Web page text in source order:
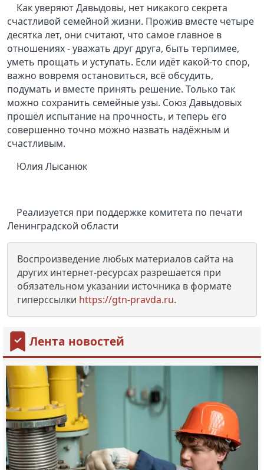
Как уверяют Давыдовы, нет никакого секрета
счастливой семейной жизни. Прожив вместе четыре
десятка лет, они считают, что самое главное в
отношениях - уважать друг друга, быть терпимее,
уметь прощать и уступать. Если идёт какой-то спор,
важно вовремя остановиться, всё обсудить,
подумать и вместе принять решение. Только так
можно сохранить семейные узы. Союз Давыдовых
прошёл испытание на прочность, и теперь его
совершенно точно можно назвать надёжным и
счастливым.
Юлия Лысанюк
Реализуется при поддержке комитета по печати
Ленинградской области
Воспроизведение любых материалов сайта на
других интернет-ресурсах разрешается при
обязательном указании источника в формате
гиперссылки https://gtn-pravda.ru.
Лента новостей